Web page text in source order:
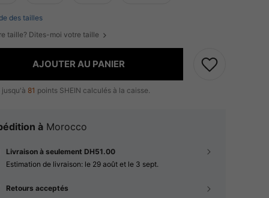
des tailles
taille? Dites-moi votre taille
AJOUTER AU PANIER
jusqu'à 81 points SHEIN calculés à la caisse.
à Morocco
Livraison à seulement DH51.00
Estimation de livraison: le 29 août et le 3 sept.
Retours acceptés